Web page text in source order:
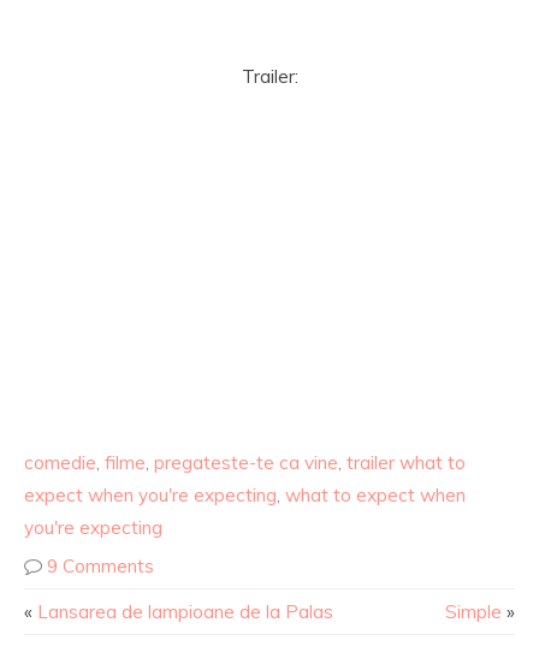
Trailer:
comedie, filme, pregateste-te ca vine, trailer what to
expect when you're expecting, what to expect when
you're expecting
9 Comments
« Lansarea de lampioane de la Palas Simple »